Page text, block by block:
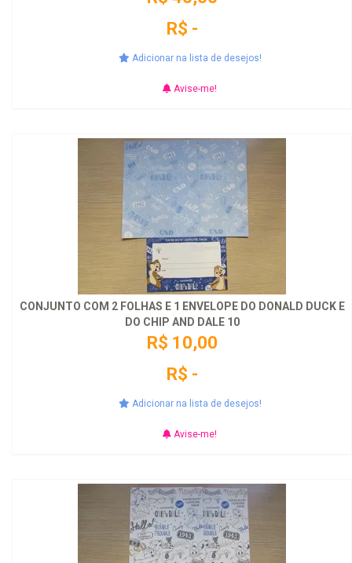
R$ -
Adicionar na lista de desejos!
Avise-me!
CONJUNTO COM 2 FOLHAS E 1 ENVELOPE DO DONALD DUCK E
DO CHIP AND DALE 10
R$ 10,00
R$ -
Adicionar na lista de desejos!
Avise-me!